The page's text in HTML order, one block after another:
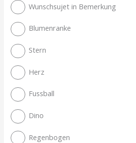
Wunschsujet in Bemerkung
Blumenranke
Stern
Herz
Fussball
Dino
Regenbogen